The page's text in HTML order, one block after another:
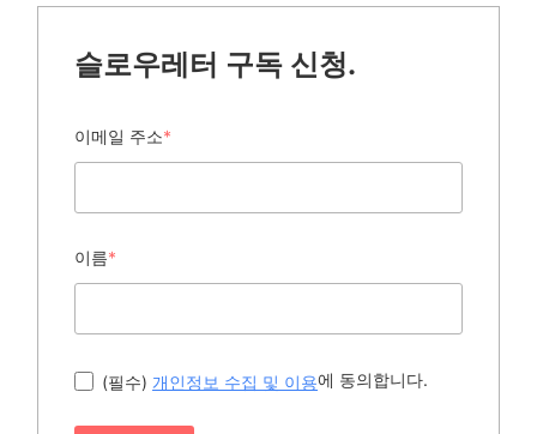
슬로우레터 구독 신청.
이메일 주소*
이름*
(필수) 개인정보 수집 및 이용에 동의합니다.